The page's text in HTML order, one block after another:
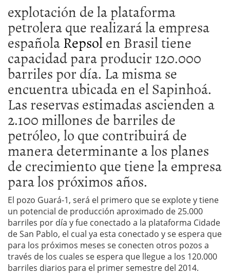
explotación de la plataforma
petrolera que realizará la empresa
españolaRepsolen Brasil tiene
capacidad para producir 120.000
barriles por día. La misma se
encuentra ubicada en el Sapinhoá.
Las reservas estimadas ascienden a
2.100 millones de barriles de
petróleo, lo que contribuirá de
manera determinante a los planes
de crecimiento que tiene la empresa
para los próximos años.
El pozo Guará-1, será el primero que se explote y tiene
un potencial de producción aproximado de 25.000
barriles por día y fue conectado a la plataforma Cidade
de San Pablo, el cual ya esta conectado y se espera que
para los próximos meses se conecten otros pozos a
través de los cuales se espera que llegue a los 120.000
barriles diarios para el primer semestre del 2014.